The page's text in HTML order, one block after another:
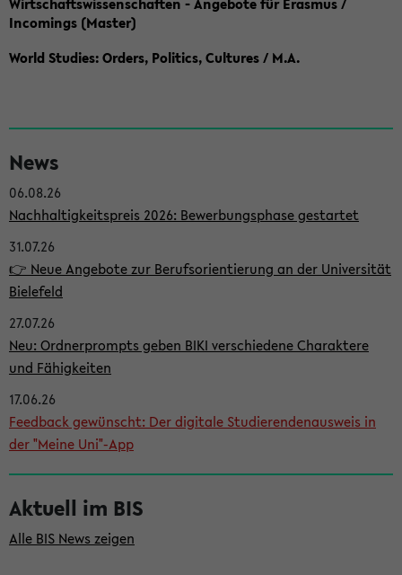
Incomings (Master)
World Studies: Orders, Politics, Cultures / M.A.
e
i
t
e
n
l
e
i
s
t
e
News
06.08.26
Nachhaltigkeitspreis 2026: Bewerbungsphase gestartet
31.07.26
👉 Neue Angebote zur Berufsorientierung an der Universität
Bielefeld
27.07.26
Neu: Ordnerprompts geben BIKI verschiedene Charaktere
und Fähigkeiten
17.06.26
Feedback gewünscht: Der digitale Studierendenausweis in
der "Meine Uni"-App
Aktuell im BIS
Alle BIS News zeigen